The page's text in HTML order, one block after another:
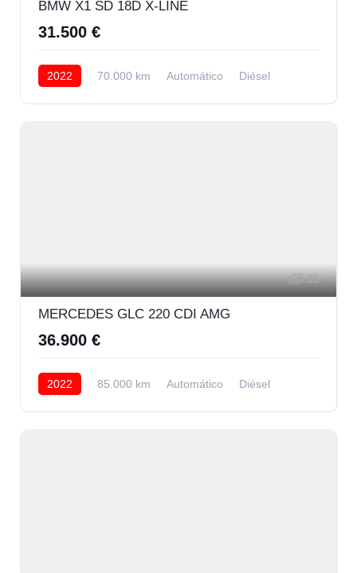
BMW X1 SD 18D X-LINE
31.500 €
2022 70.000 km Automático
Diésel
35
MERCEDES GLC 220 CDI AMG
36.900 €
2022 85.000 km Automático
Diésel